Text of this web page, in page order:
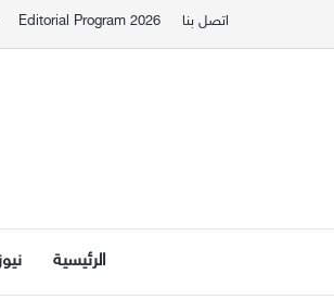
اتصل بنا Editorial Program 2026
الرئيسية